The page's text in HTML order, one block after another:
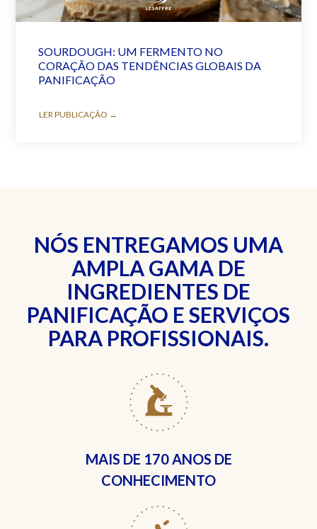
SOURDOUGH: UM FERMENTO NO
CORAÇÃO DAS TENDÊNCIAS GLOBAIS DA
PANIFICAÇÃO
LER PUBLICAÇÃO →
NÓS ENTREGAMOS UMA
AMPLA GAMA DE
INGREDIENTES DE
PANIFICAÇÃO E SERVIÇOS
PARA PROFISSIONAIS.
MAIS DE 170 ANOS DE
CONHECIMENTO